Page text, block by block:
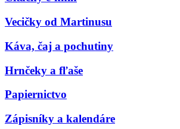
Vecičky od Martinusu
Káva, čaj a pochutiny
Hrnčeky a fľaše
Papiernictvo
Zápisníky a kalendáre